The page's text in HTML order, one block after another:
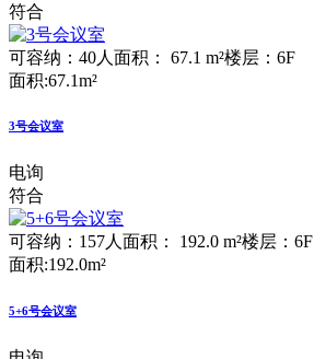
符合
可容纳：40人 面积： 67.1 m²楼层：6F
面积:67.1m²
3号会议室
电询
符合
可容纳：157人面积： 192.0 m²楼层：6F
面积:192.0m²
5+6号会议室